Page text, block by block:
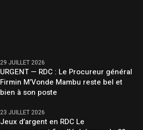
29 JUILLET 2026
URGENT — RDC : Le Procureur général
Firmin M’Vonde Mambu reste bel et
bien à son poste
23 JUILLET 2026
Jeux d’argent en RDC Le